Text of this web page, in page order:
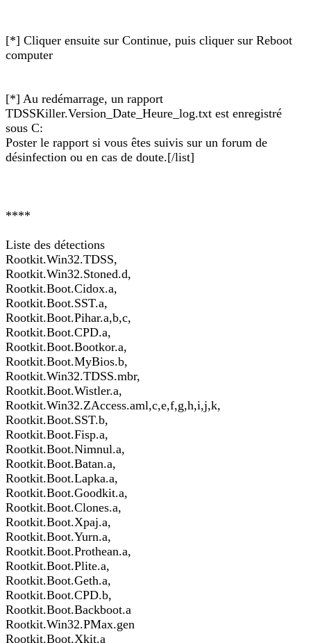
[*] Cliquer ensuite sur Continue, puis cliquer sur Reboot
computer
[*] Au redémarrage, un rapport
TDSSKiller.Version_Date_Heure_log.txt est enregistré
sous C:
Poster le rapport si vous êtes suivis sur un forum de
désinfection ou en cas de doute.[/list]
****
Liste des détections
Rootkit.Win32.TDSS,
Rootkit.Win32.Stoned.d,
Rootkit.Boot.Cidox.a,
Rootkit.Boot.SST.a,
Rootkit.Boot.Pihar.a,b,c,
Rootkit.Boot.CPD.a,
Rootkit.Boot.Bootkor.a,
Rootkit.Boot.MyBios.b,
Rootkit.Win32.TDSS.mbr,
Rootkit.Boot.Wistler.a,
Rootkit.Win32.ZAccess.aml,c,e,f,g,h,i,j,k,
Rootkit.Boot.SST.b,
Rootkit.Boot.Fisp.a,
Rootkit.Boot.Nimnul.a,
Rootkit.Boot.Batan.a,
Rootkit.Boot.Lapka.a,
Rootkit.Boot.Goodkit.a,
Rootkit.Boot.Clones.a,
Rootkit.Boot.Xpaj.a,
Rootkit.Boot.Yurn.a,
Rootkit.Boot.Prothean.a,
Rootkit.Boot.Plite.a,
Rootkit.Boot.Geth.a,
Rootkit.Boot.CPD.b,
Rootkit.Boot.Backboot.a
Rootkit.Win32.PMax.gen
Rootkit.Boot.Xkit.a